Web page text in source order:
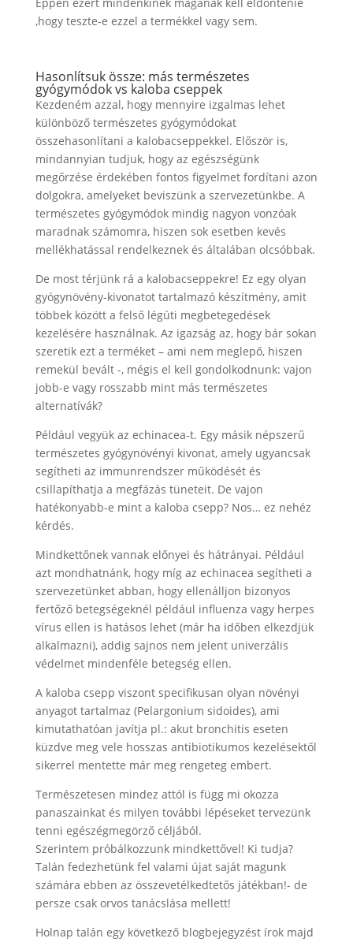
,hogy teszte-e ezzel a termékkel vagy sem.
Hasonlítsuk össze: más természetes
gyógymódok vs kaloba cseppek
Kezdeném azzal, hogy mennyire izgalmas lehet
különböző természetes gyógymódokat
összehasonlítani a kalobacseppekkel. Először is,
mindannyian tudjuk, hogy az egészségünk
megőrzése érdekében fontos figyelmet fordítani azon
dolgokra, amelyeket beviszünk a szervezetünkbe. A
természetes gyógymódok mindig nagyon vonzóak
maradnak számomra, hiszen sok esetben kevés
mellékhatással rendelkeznek és általában olcsóbbak.
De most térjünk rá a kalobacseppekre! Ez egy olyan
gyógynövény-kivonatot tartalmazó készítmény, amit
többek között a felső légúti megbetegedések
kezelésére használnak. Az igazság az, hogy bár sokan
szeretik ezt a terméket – ami nem meglepő, hiszen
remekül bevált -, mégis el kell gondolkodnunk: vajon
jobb-e vagy rosszabb mint más természetes
alternatívák?
Például vegyük az echinacea-t. Egy másik népszerű
természetes gyógynövényi kivonat, amely ugyancsak
segítheti az immunrendszer működését és
csillapíthatja a megfázás tüneteit. De vajon
hatékonyabb-e mint a kaloba csepp? Nos… ez nehéz
kérdés.
Mindkettőnek vannak előnyei és hátrányai. Például
azt mondhatnánk, hogy míg az echinacea segítheti a
szervezetünket abban, hogy ellenálljon bizonyos
fertőző betegségeknél például influenza vagy herpes
vírus ellen is hatásos lehet (már ha időben elkezdjük
alkalmazni), addig sajnos nem jelent univerzális
védelmet mindenféle betegség ellen.
A kaloba csepp viszont specifikusan olyan növényi
anyagot tartalmaz (Pelargonium sidoides), ami
kimutathatóan javítja pl.: akut bronchitis eseten
küzdve meg vele hosszas antibiotikumos kezelésektől
sikerrel mentette már meg rengeteg embert.
Természetesen mindez attól is függ mi okozza
panaszainkat és milyen további lépéseket tervezünk
tenni egészégmegörző céljából.
Szerintem próbálkozzunk mindkettővel! Ki tudja?
Talán fedezhetünk fel valami újat saját magunk
számára ebben az összevetélkedtetős játékban!- de
persze csak orvos tanácslása mellett!
Holnap talán egy következő blogbejegyzést írok majd